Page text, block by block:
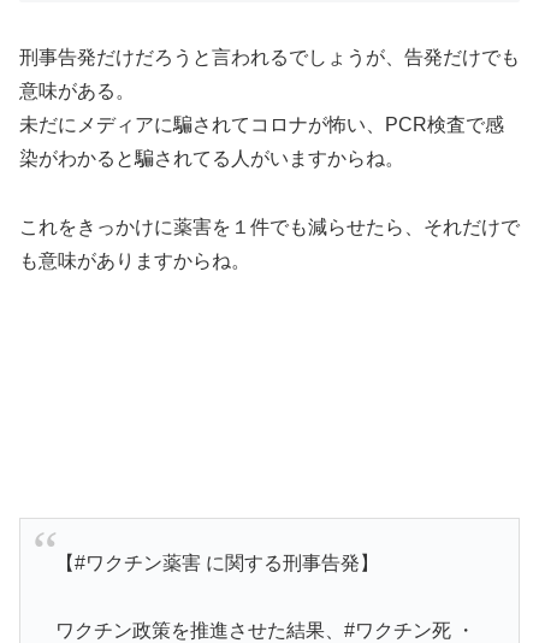
刑事告発だけだろうと言われるでしょうが、告発だけでも
意味がある。
未だにメディアに騙されてコロナが怖い、PCR検査で感
染がわかると騙されてる人がいますからね。
これをきっかけに薬害を１件でも減らせたら、それだけで
も意味がありますからね。
【#ワクチン薬害 に関する刑事告発】
ワクチン政策を推進させた結果、#ワクチン死 ・